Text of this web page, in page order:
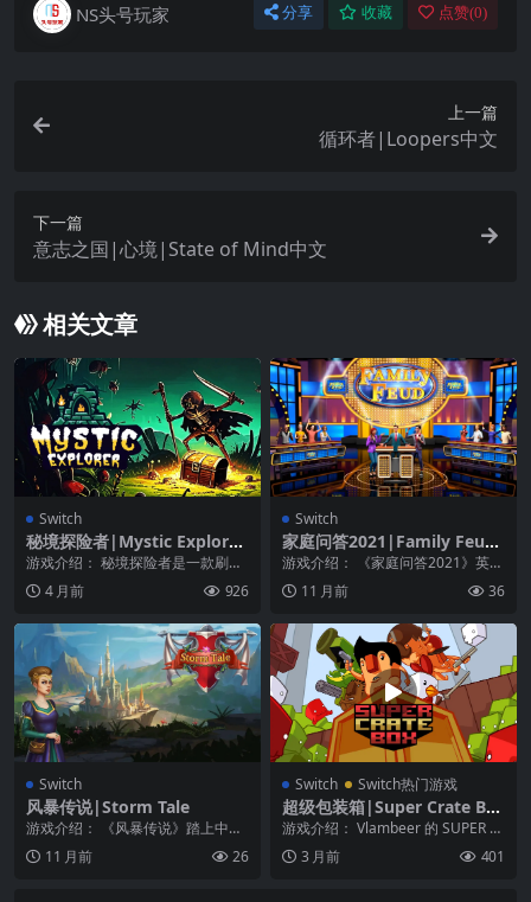
NS头号玩家 分享 收藏 点赞(0)
上一篇
循环者|Loopers中文
下一篇
意志之国|心境|State of Mind中文
相关文章
Switch
秘境探险者|Mystic Explorer
中文
游戏介绍： 秘境探险者是一款刷宝
类 rogue 游戏。玩家将扮演寻找宝
物的猎人在...
4 月前 926
Switch
家庭问答2021|Family Feud
2021
游戏介绍： 《家庭问答2021》英文
版。这是一款真人秀猜谜游戏，改
编自经典的真人...
11 月前 36
Switch
风暴传说|Storm Tale
游戏介绍： 《风暴传说》踏上中世
纪史诗般的冒险之旅。帮助Annabe
lle和Er...
11 月前 26
Switch Switch热门游戏
超级包装箱|Super Crate Bo
x
游戏介绍： Vlambeer 的 SUPER C
RATE BOX 即将带来黄金街...
3 月前 401